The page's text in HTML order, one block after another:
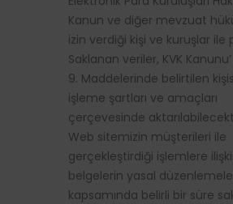
Kanun ve diğer mevzuat
izin verdiği kişi ve kuruşlar ile
Saklanan veriler, KVK
9. Maddelerinde belirtilen
işleme şartları ve amaçları
çerçevesinde
Web sitemizin müşterileri ile
gerçekleştirdiği işlemlere
belgelerin yasal
kapsamında belirli bir süre